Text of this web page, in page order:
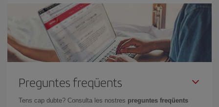
Preguntes freqüents
Tens cap dubte? Consulta les nostres preguntes freqüents